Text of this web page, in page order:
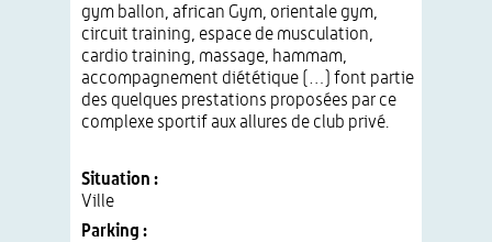
Situation :
Ville
Parking :
gym ballon, african Gym, orientale gym,
circuit training, espace de musculation,
cardio training, massage, hammam,
accompagnement diététique (…) font partie
des quelques prestations proposées par ce
complexe sportif aux allures de club privé.